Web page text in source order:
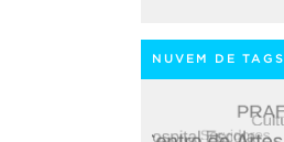
NUVEM DE TAGS